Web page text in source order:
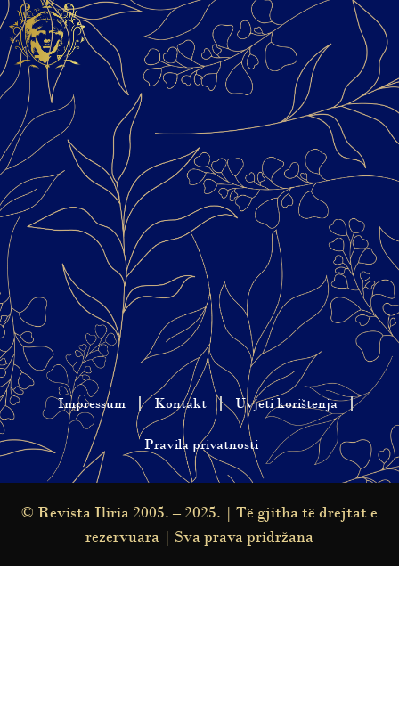
Impressum Kontakt Uvjeti korištenja
Pravila privatnosti
© Revista Iliria 2005. – 2025. | Të gjitha të drejtat e
rezervuara | Sva prava pridržana